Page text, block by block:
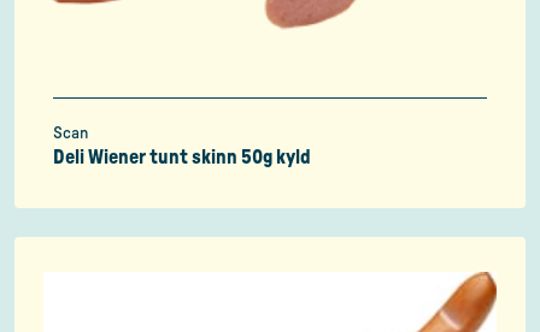
Scan
Deli Wiener tunt skinn 50g kyld